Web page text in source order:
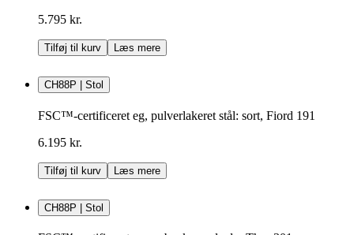
5.795 kr.
Tilføj til kurv Læs mere
CH88P | Stol
FSC™-certificeret eg, pulverlakeret stål: sort, Fiord 191
6.195 kr.
Tilføj til kurv Læs mere
CH88P | Stol